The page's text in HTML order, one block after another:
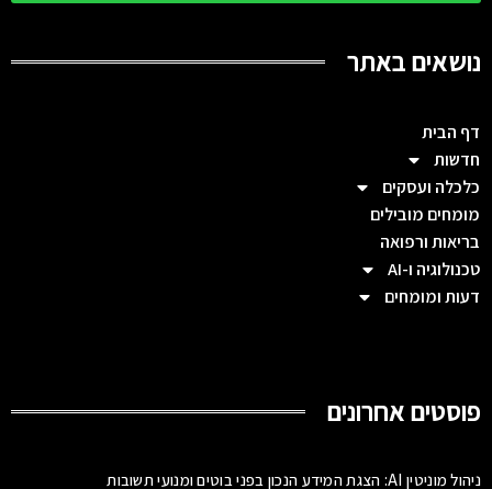
נושאים באתר
דף הבית
חדשות
כלכלה ועסקים
מומחים מובילים
בריאות ורפואה
טכנולוגיה ו-AI
דעות ומומחים
פוסטים אחרונים
ניהול מוניטין AI: הצגת המידע הנכון בפני בוטים ומנועי תשובות